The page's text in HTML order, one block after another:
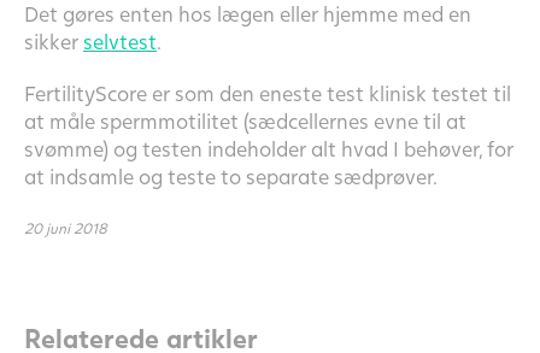
Det gøres enten hos lægen eller hjemme med en
sikkerselvtest.
FertilityScore er som den eneste test klinisk testet til
at måle spermmotilitet (sædcellernes evne til at
svømme) og testen indeholder alt hvad I behøver, for
at indsamle og teste to separate sædprøver.
20 juni 2018
Relaterede artikler